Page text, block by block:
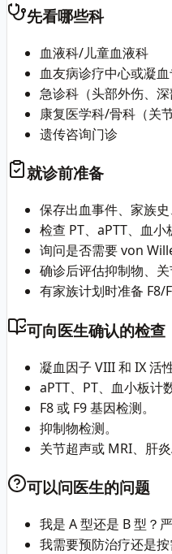
先看哪些科
血液科/儿童血液科
血友病诊疗中心或凝
急诊科（头部外伤、深
康复医学科/骨科（关
遗传咨询门诊
就诊前准备
保存出血事件、家族
检查 PT、aPTT、血
询问是否需要 von
确诊后评估抑制物、
有家族计划时准备 F8/
可向医生确认的检查
凝血因子 VIII 和 IX 活性
aPTT、PT、血小板
F8 或 F9 基因检测。
抑制物检测。
关节超声或 MRI、肝
可以问医生的问题
我是 A 型还是 B 型？
我需要预防治疗还是